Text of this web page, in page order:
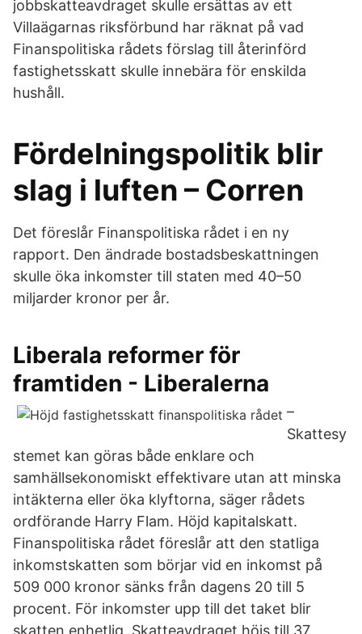
jobbskatteavdraget skulle ersättas av ett
Villaägarnas riksförbund har räknat på vad
Finanspolitiska rådets förslag till återinförd
fastighetsskatt skulle innebära för enskilda
hushåll.
Fördelningspolitik blir
slag i luften – Corren
Det föreslår Finanspolitiska rådet i en ny
rapport. Den ändrade bostadsbeskattningen
skulle öka inkomster till staten med 40–50
miljarder kronor per år.
Liberala reformer för
framtiden - Liberalerna
–
Skattesy
stemet kan göras både enklare och
samhällsekonomiskt effektivare utan att minska
intäkterna eller öka klyftorna, säger rådets
ordförande Harry Flam. Höjd kapitalskatt.
Finanspolitiska rådet föreslår att den statliga
inkomstskatten som börjar vid en inkomst på
509 000 kronor sänks från dagens 20 till 5
procent. För inkomster upp till det taket blir
skatten enhetlig. Skatteavdraget höjs till 37